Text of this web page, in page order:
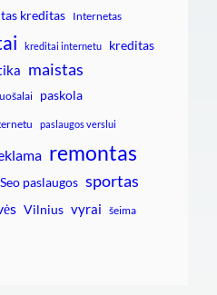
kreditas Internetas
kreditai internetu
kreditas
maistas
paskola
paslaugos verslui
remontas
Seo paslaugos sportas
Vilnius vyrai šeima